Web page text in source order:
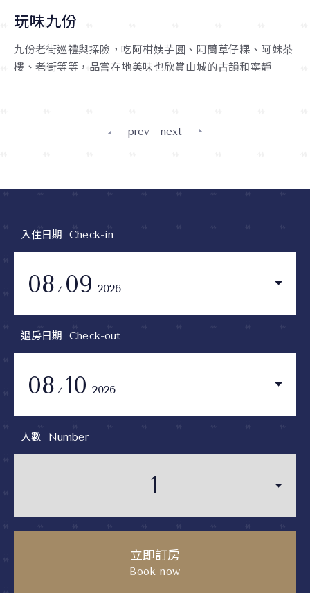
玩味九份
九份老街巡禮與探險，吃阿柑姨芋圓、阿蘭草仔粿、阿妹茶
樓、老街等等，品嘗在地美味也欣賞山城的古韻和寧靜
prev next
入住日期 Check-in
08 09 2026
退房日期 Check-out
08 10 2026
人數 Number
立即訂房
Book now